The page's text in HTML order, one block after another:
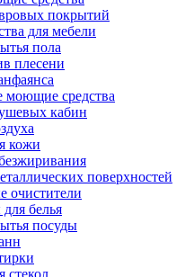
покрытий
для мебели
пола
плесени
моющие средства
кабин
кожи
поверхностей
белья
посуды
стекол